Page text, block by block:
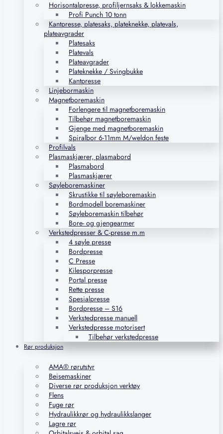
Horisontalpresse, profiljernsaks & lokkemaskin
Profi Punch 10 tonn
Kantpresse, platesaks, plateknekke, platevals,
plateavgrader
Platesaks
Platevals
Plateavgrader
Plateknekke / Svingbukke
Kantpresse
Linjebormaskin
Magnetboremaskin
Forlengere til magnetboremaskin
Tilbehør magnetboremaskin
Gjenge med magnetboremaskin
Spiralbor 6-11mm M/weldon feste
Profilvals
Plasmaskjærer, plasmabord
Plasmabord
Plasmaskjærer
Søyleboremaskiner
Skrustikke til søyleboremaskin
Bordmodell boremaskiner
Søyleboremaskin tilbehør
Bore- og gjengearmer
Verkstedpresser & C-presse m.m
4 søyle presse
Bordpresse
C Presse
Kilesporpresse
Portal presse
Rette presse
Spesialpresse
Bordpresse – S16
Verkstedpresse manuell
Verkstedpresse motorisert
Tilbehør verkstedpresse
Rør produksjon
AMA® rørutstyr
Beisemaskiner
Diverse rør produksjon verktøy
Flens
Fuge rør
Hydraulikkrør og hydraulikkslanger
Lagre rør